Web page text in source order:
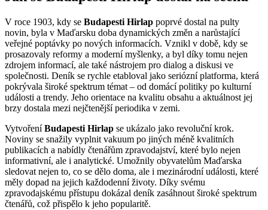
V roce 1903, kdy se Budapesti Hirlap poprvé dostal na pulty
novin, byla v Maďarsku doba dynamických změn a narůstající
veřejné poptávky po nových informacích. Vznikl v době, kdy se
prosazovaly reformy a moderní myšlenky, a byl díky tomu nejen
zdrojem informací, ale také nástrojem pro dialog a diskusi ve
společnosti. Deník se rychle etabloval jako seriózní platforma, která
pokrývala široké spektrum témat – od domácí politiky po kulturní
události a trendy. Jeho orientace na kvalitu obsahu a aktuálnost jej
brzy dostala mezi nejčtenější periodika v zemi.
VytvořeníBudapesti Hirlap se ukázalo jako revoluční krok.
Noviny se snažily vyplnit vakuum po jiných méně kvalitních
publikacích a nabídly čtenářům zpravodajství, které bylo nejen
informativní, ale i analytické. Umožnily obyvatelům Maďarska
sledovat nejen to, co se dělo doma, ale i mezinárodní události, které
měly dopad na jejich každodenní životy. Díky svému
zpravodajskému přístupu dokázal deník zasáhnout široké spektrum
čtenářů, což přispělo k jeho popularitě.